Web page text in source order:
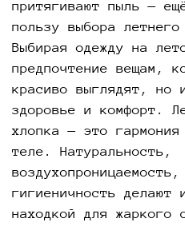
притягивают пыль —
пользу выбора
Выбирая одежду на
предпочтение вещам,
красиво выглядят, но
здоровье и комфорт.
хлопка — это
теле. Натуральность,
гигиеничность делают
находкой для жаркого